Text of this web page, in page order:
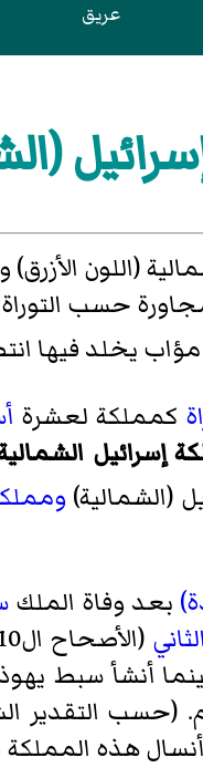
عريق
(اللون
حسب
فيها انتصاره
كمملكة لعشرة
إسرائيل
(الشمالية)
بعد وفاة الملك
(الأصحاح ال10). حيث أنشأ عشرة من أسباط
أنشأ سبط
هذه المملكة